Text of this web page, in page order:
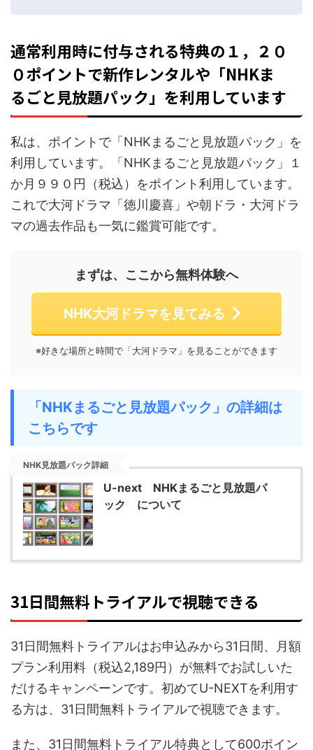
通常利用時に付与される特典の１，２０
０ポイントで新作レンタルや「NHKま
るごと見放題パック」を利用しています
私は、ポイントで「NHKまるごと見放題パック」を
利用しています。「NHKまるごと見放題パック」１
か月９９０円（税込）をポイント利用しています。
これで大河ドラマ「徳川慶喜」や朝ドラ・大河ドラ
マの過去作品も一気に鑑賞可能です。
まずは、ここから無料体験へ
NHK大河ドラマを見てみる
※好きな場所と時間で「大河ドラマ」を見ることができます
「NHKまるごと見放題パック」の詳細は
こちらです
NHK見放題パック詳細
U-next NHKまるごと見放題パ
ック について
31日間無料トライアルで視聴できる
31日間無料トライアルはお申込みから31日間、月額
プラン利用料（税込2,189円）が無料でお試しいた
だけるキャンペーンです。初めてU-NEXTを利用す
る方は、31日間無料トライアルで視聴できます。
また、31日間無料トライアル特典として600ポイン